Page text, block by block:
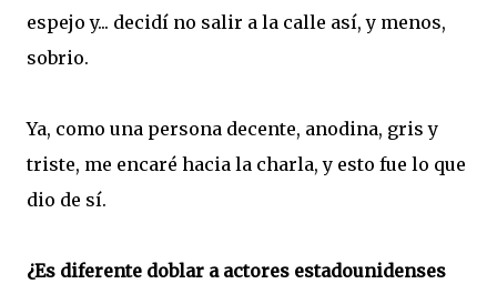
espejo y... decidí no salir a la calle así, y menos,
sobrio.
Ya, como una persona decente, anodina, gris y
triste, me encaré hacia la charla, y esto fue lo que
dio de sí.
¿Es diferente doblar a actores estadounidenses